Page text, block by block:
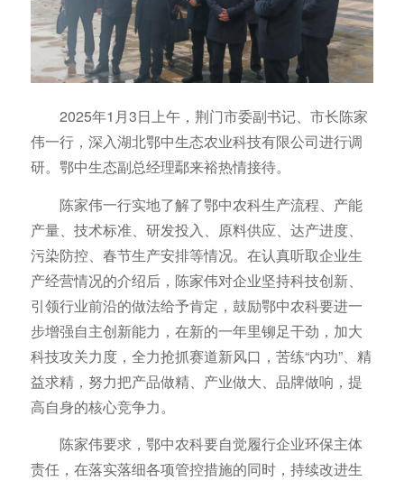
2025年1月3日上午，荆门市委副书记、市长陈家
伟一行，深入湖北鄂中生态农业科技有限公司进行调
研。鄂中生态副总经理鄢来裕热情接待。
陈家伟一行实地了解了鄂中农科生产流程、产能
产量、技术标准、研发投入、原料供应、达产进度、
污染防控、春节生产安排等情况。在认真听取企业生
产经营情况的介绍后，陈家伟对企业坚持科技创新、
引领行业前沿的做法给予肯定，鼓励鄂中农科要进一
步增强自主创新能力，在新的一年里铆足干劲，加大
科技攻关力度，全力抢抓赛道新风口，苦练“内功”、精
益求精，努力把产品做精、产业做大、品牌做响，提
高自身的核心竞争力。
陈家伟要求，鄂中农科要自觉履行企业环保主体
责任，在落实落细各项管控措施的同时，持续改进生